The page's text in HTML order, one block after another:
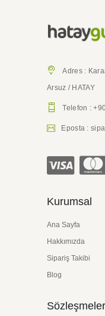
Adres :
Arsuz / HATAY
Telefon :
Eposta :
Kurumsal
Ana Sayfa
Hakkımızda
Sipariş Takibi
Blog
Sözleşmeler